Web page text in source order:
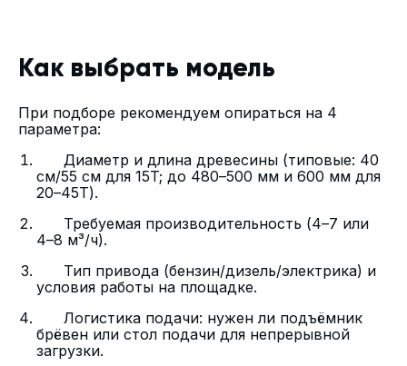
Как выбрать модель
При подборе рекомендуем опираться на 4
параметра:
Диаметр и длина древесины (типовые: 40
см/55 см для 15T; до 480–500 мм и 600 мм для
20–45T).
Требуемая производительность (4–7 или
4–8 м³/ч).
Тип привода (бензин/дизель/электрика) и
условия работы на площадке.
Логистика подачи: нужен ли подъёмник
брёвен или стол подачи для непрерывной
загрузки.